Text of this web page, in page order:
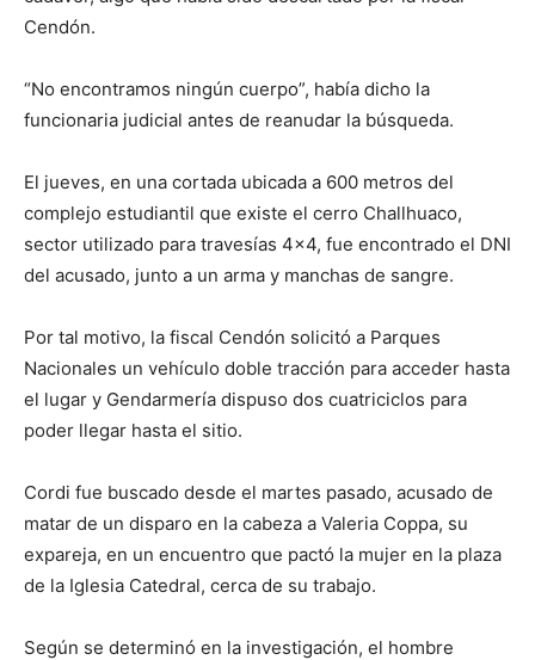
Cendón.
“No encontramos ningún cuerpo”, había dicho la
funcionaria judicial antes de reanudar la búsqueda.
El jueves, en una cortada ubicada a 600 metros del
complejo estudiantil que existe el cerro Challhuaco,
sector utilizado para travesías 4×4, fue encontrado el DNI
del acusado, junto a un arma y manchas de sangre.
Por tal motivo, la fiscal Cendón solicitó a Parques
Nacionales un vehículo doble tracción para acceder hasta
el lugar y Gendarmería dispuso dos cuatriciclos para
poder llegar hasta el sitio.
Cordi fue buscado desde el martes pasado, acusado de
matar de un disparo en la cabeza a Valeria Coppa, su
expareja, en un encuentro que pactó la mujer en la plaza
de la Iglesia Catedral, cerca de su trabajo.
Según se determinó en la investigación, el hombre